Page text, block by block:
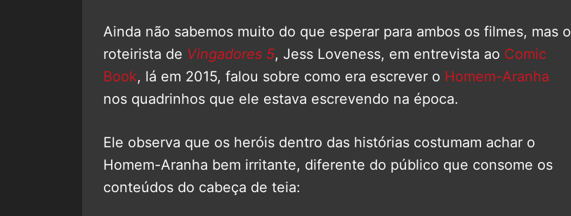
Ainda não sabemos muito do que esperar para ambos os filmes, mas o
roteirista de Vingadores 5, Jess Loveness, em entrevista ao Comic
Book, lá em 2015, falou sobre como era escrever o Homem-Aranha
nos quadrinhos que ele estava escrevendo na época.
Ele observa que os heróis dentro das histórias costumam achar o
Homem-Aranha bem irritante, diferente do público que consome os
conteúdos do cabeça de teia: